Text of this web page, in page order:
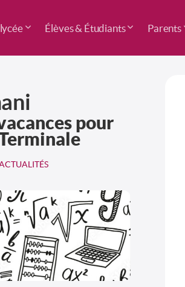
Élèves & Étudiants Parents
pour